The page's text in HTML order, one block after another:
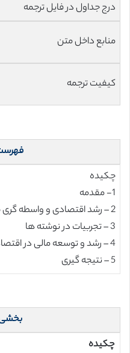
درج جداول در فایل ترجمه
منابع داخل متن
کیفیت ترجمه
چکیده
1- مقدمه
2 – رشد اقتصادی و واسطه گری مالی: بررسی نوشته های نظری
3 – تجربیات در نوشته ها
4 – رشد و توسعه مالی در اقتصادهای در حال ظهور
5 – نتیجه گیری
بخشی
چکیده